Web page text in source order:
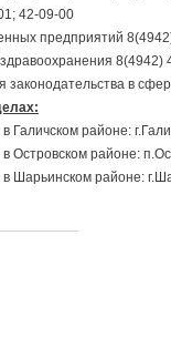
42-09-00
предприятий
8(4942)
законодательства в
Галичском районе:
Островском районе:
Шарьинском районе: